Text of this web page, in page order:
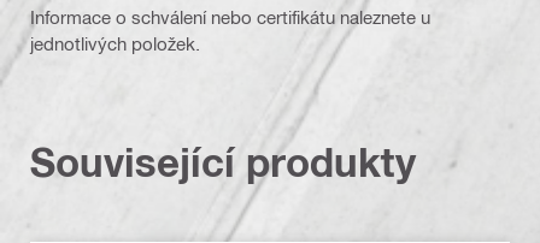
Informace o schválení nebo certifikátu naleznete u
jednotlivých položek.
Související produkty